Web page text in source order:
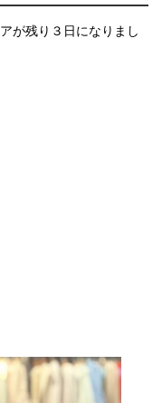
が残り３日になりまし